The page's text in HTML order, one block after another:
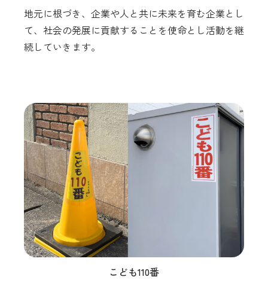
地元に根づき、企業や人と共に未来を育む企業とし
て、社会の発展に貢献することを使命とし活動を継
続していきます。
こども110番